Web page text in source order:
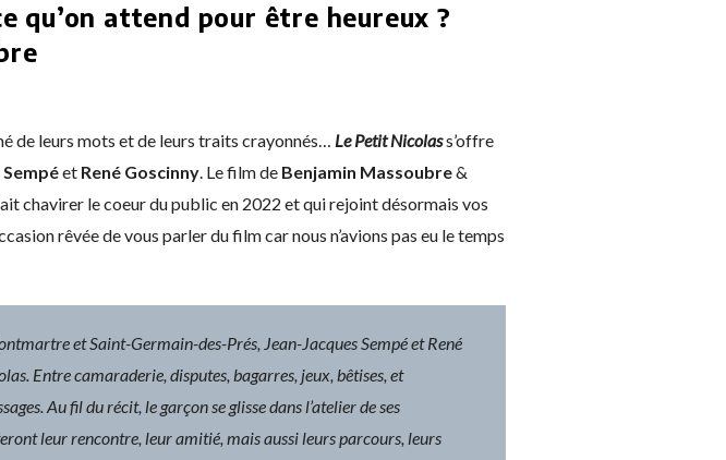
qu’on attend pour être heureux ?
de leurs mots et de leurs traits crayonnés… Le Petit Nicolass’offre
et René Goscinny. Le film de Benjamin Massoubre&
chavirer le coeur du public en 2022 et qui rejoint désormais vos
rêvée de vous parler du film car nous n’avions pas eu le temps
et Saint-Germain-des-Prés, Jean-Jacques Sempé et René
Entre camaraderie, disputes, bagarres, jeux, bêtises, et
Au fil du récit, le garçon se glisse dans l’atelier de ses
leur rencontre, leur amitié, mais aussi leurs parcours, leurs